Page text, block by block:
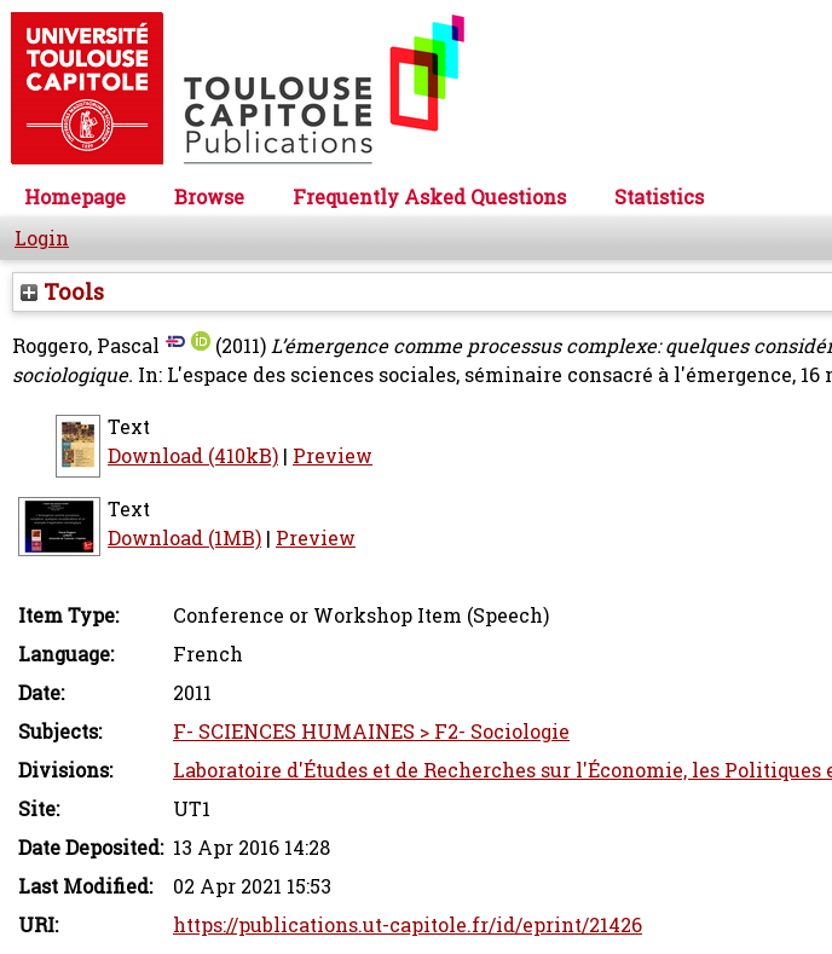
Homepage Browse Frequently Asked Questions
Statistics
Login
Tools
Roggero, Pascal (2011)L’émergence comme processus complexe: quelques
sociologique. In: L'espace des sciences sociales, séminaire consacré à l'émergence, 16
Text
Download (410kB) | Preview
Text
Download (1MB) | Preview
Item Type:
Conference or Workshop Item (Speech)
Language:
French
Date:
2011
Subjects:
F- SCIENCES HUMAINES > F2- Sociologie
Divisions:
Laboratoire d'Études et de Recherches sur l'Économie, les Politiques
Site:
UT1
Date Deposited: 13 Apr 2016 14:28
Last Modified:
02 Apr 2021 15:53
URI:
https://publications.ut-capitole.fr/id/eprint/21426